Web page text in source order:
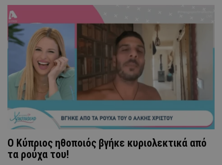
Ο Κύπριος ηθοποιός βγήκε κυριολεκτικά από
τα ρούχα του!